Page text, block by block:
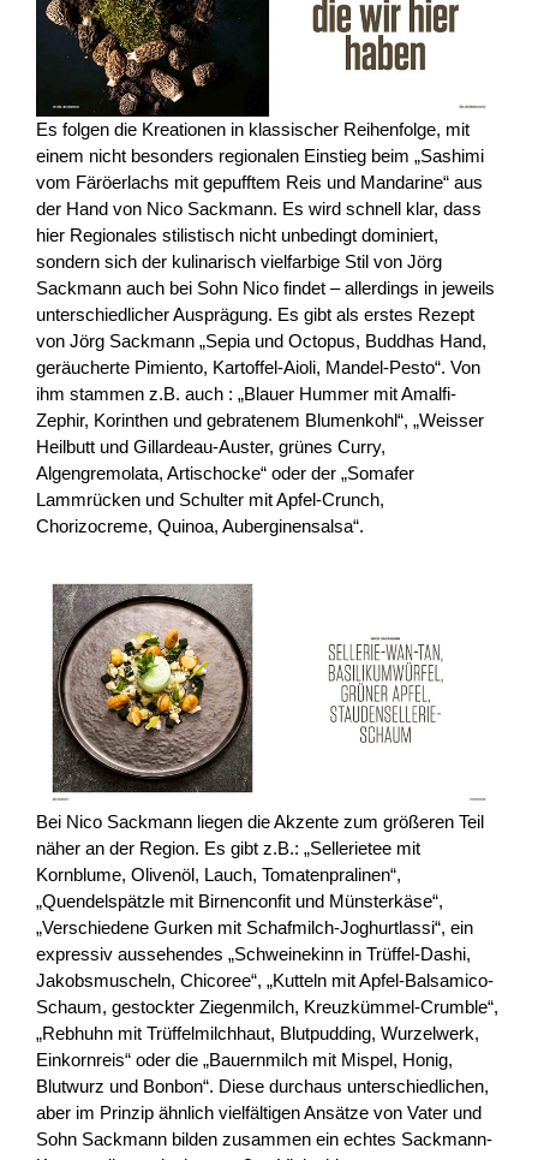
Es folgen die Kreationen in klassischer Reihenfolge, mit
einem nicht besonders regionalen Einstieg beim „Sashimi
vom Färöerlachs mit gepufftem Reis und Mandarine“ aus
der Hand von Nico Sackmann. Es wird schnell klar, dass
hier Regionales stilistisch nicht unbedingt dominiert,
sondern sich der kulinarisch vielfarbige Stil von Jörg
Sackmann auch bei Sohn Nico findet – allerdings in jeweils
unterschiedlicher Ausprägung. Es gibt als erstes Rezept
von Jörg Sackmann „Sepia und Octopus, Buddhas Hand,
geräucherte Pimiento, Kartoffel-Aioli, Mandel-Pesto“. Von
ihm stammen z.B. auch : „Blauer Hummer mit Amalfi-
Zephir, Korinthen und gebratenem Blumenkohl“, „Weisser
Heilbutt und Gillardeau-Auster, grünes Curry,
Algengremolata, Artischocke“ oder der „Somafer
Lammrücken und Schulter mit Apfel-Crunch,
Chorizocreme, Quinoa, Auberginensalsa“.
Bei Nico Sackmann liegen die Akzente zum größeren Teil
näher an der Region. Es gibt z.B.: „Sellerietee mit
Kornblume, Olivenöl, Lauch, Tomatenpralinen“,
„Quendelspätzle mit Birnenconfit und Münsterkäse“,
„Verschiedene Gurken mit Schafmilch-Joghurtlassi“, ein
expressiv aussehendes „Schweinekinn in Trüffel-Dashi,
Jakobsmuscheln, Chicoree“, „Kutteln mit Apfel-Balsamico-
Schaum, gestockter Ziegenmilch, Kreuzkümmel-Crumble“,
„Rebhuhn mit Trüffelmilchhaut, Blutpudding, Wurzelwerk,
Einkornreis“ oder die „Bauernmilch mit Mispel, Honig,
Blutwurz und Bonbon“. Diese durchaus unterschiedlichen,
aber im Prinzip ähnlich vielfältigen Ansätze von Vater und
Sohn Sackmann bilden zusammen ein echtes Sackmann-